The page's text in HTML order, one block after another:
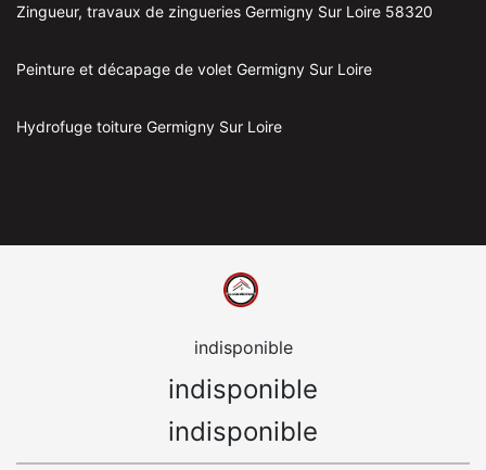
Zingueur, travaux de zingueries Germigny Sur Loire 58320
Peinture et décapage de volet Germigny Sur Loire
Hydrofuge toiture Germigny Sur Loire
indisponible
indisponible
indisponible